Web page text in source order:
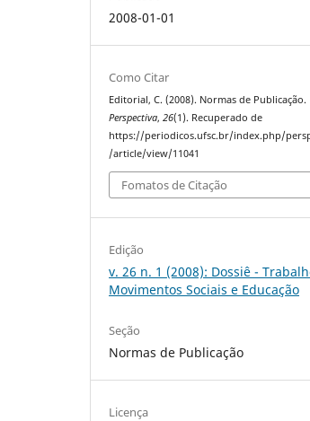
2008-01-01
Como Citar
Editorial, C. (2008). Normas de Publicação.
Perspectiva,26(1). Recuperado de
https://periodicos.ufsc.br/index.php/
/article/view/11041
Fomatos de Citação
Edição
v. 26 n. 1 (2008): Dossiê -
Movimentos Sociais e Educação
Seção
Normas de Publicação
Licença